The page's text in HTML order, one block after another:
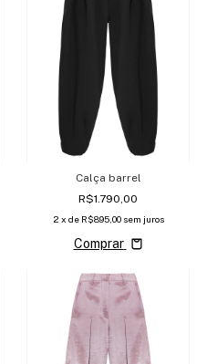
Calça barrel
R$1.790,00
2 x de R$895,00 sem juros
Comprar